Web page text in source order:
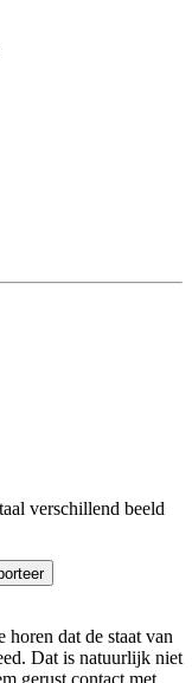
verschillend beeld
dat de staat van
Dat is natuurlijk niet
gerust contact met